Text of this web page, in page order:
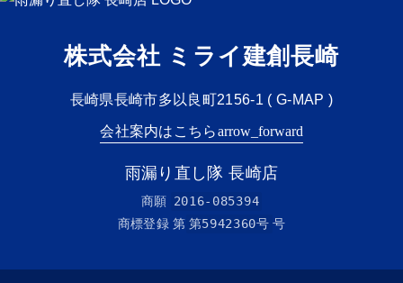
株式会社 ミライ建創長崎
長崎県長崎市多以良町2156-1 ( G-MAP )
会社案内はこちらarrow_forward
雨漏り直し隊 長崎店
商願 2016-085394
商標登録 第 第5942360号 号